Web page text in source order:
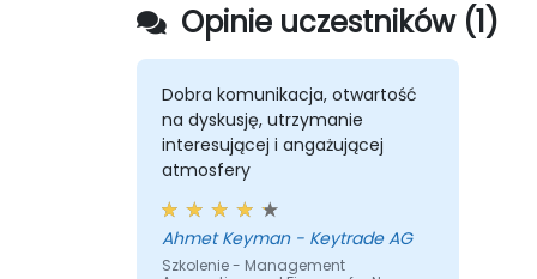
przeprowadzać analizę odchyleń w
celu monitorowania wyników
biznesowych.
Wykorzystywać analizę progu
rentowności do wspierania decyzji
operacyjnych i strategicznych.
Opinie uczestników (1)
Dobra komunikacja, otwartość
na dyskusję, utrzymanie
interesującej i angażującej
atmosfery
Ahmet Keyman - Keytrade AG
Szkolenie - Management